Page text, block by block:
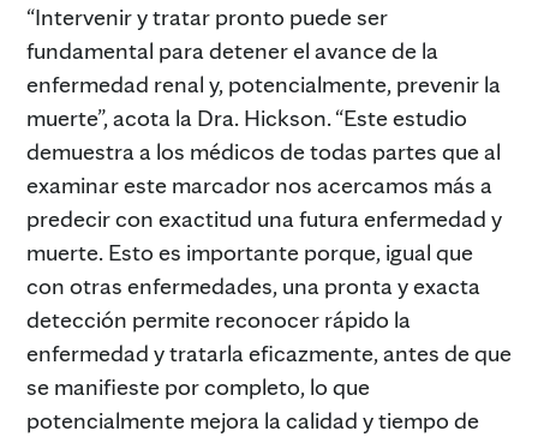
“Intervenir y tratar pronto puede ser
fundamental para detener el avance de la
enfermedad renal y, potencialmente, prevenir la
muerte”, acota la Dra. Hickson. “Este estudio
demuestra a los médicos de todas partes que al
examinar este marcador nos acercamos más a
predecir con exactitud una futura enfermedad y
muerte. Esto es importante porque, igual que
con otras enfermedades, una pronta y exacta
detección permite reconocer rápido la
enfermedad y tratarla eficazmente, antes de que
se manifieste por completo, lo que
potencialmente mejora la calidad y tiempo de